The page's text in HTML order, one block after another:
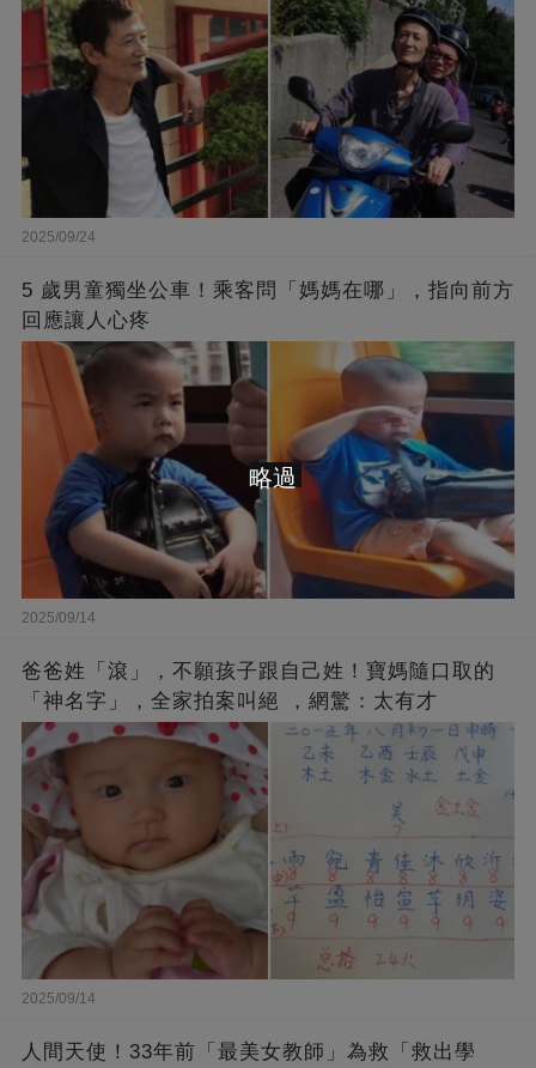
2025/09/24
5 歲男童獨坐公車！乘客問「媽媽在哪」，指向前方
回應讓人心疼
2025/09/14
爸爸姓「滾」，不願孩子跟自己姓！寶媽隨口取的
「神名字」，全家拍案叫絕 ，網驚：太有才
2025/09/14
人間天使！33年前「最美女教師」為救「救出學
略過